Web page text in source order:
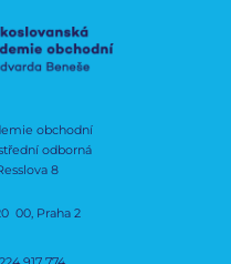
obchodní
odborná
8
00, Praha 2